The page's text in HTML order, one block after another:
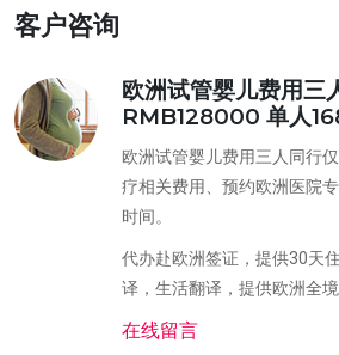
客户咨询
欧洲试管婴儿费用三
RMB128000 单人
欧洲试管婴儿费用三人同行
疗相关费用、预约欧洲医院
时间。
代办赴欧洲签证，提供30天
译，生活翻译，提供欧洲全境
在线留言